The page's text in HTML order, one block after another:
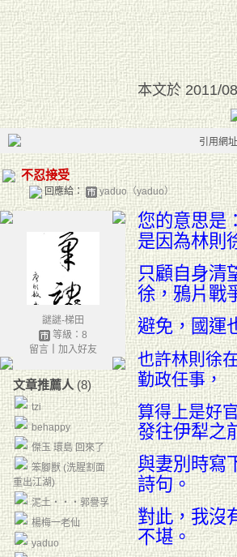
本文於 2011/
引用網
不忍接受
回應給： yaduo（yaduo）
謎謎-梯田
等級：8
留言｜ 加入好友
文章推薦人(8)
tzi
behappy
傑玉 環島 回來了
笨腳獸 (洗腥割面
重出江湖)
泥土‧‧‧郭譽孚
楊梅一老仙
yaduo
您的意思是
是因為林則
只顧自身清
徐，鴉片戰
避免，國運
也許林則徐
勤政任事，
算得上是好
發往伊犁之
與妻別時寫
詩句。
對此，我沒
不堪。